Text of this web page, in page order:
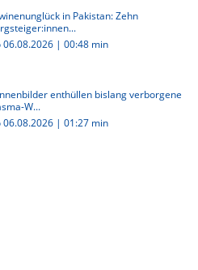
in Pakistan: Zehn
06.08.2026 | 00:48 min
enthüllen bislang verborgene
W...
06.08.2026 | 01:27 min